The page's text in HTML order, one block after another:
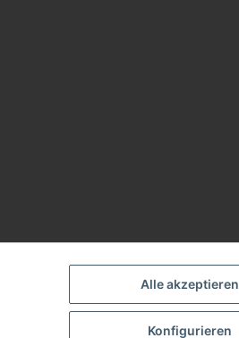
Alle akzeptieren
Konfigurieren